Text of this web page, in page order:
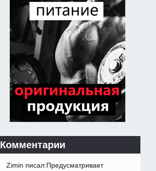
Комментарии
Zimin писал:Предусматривает